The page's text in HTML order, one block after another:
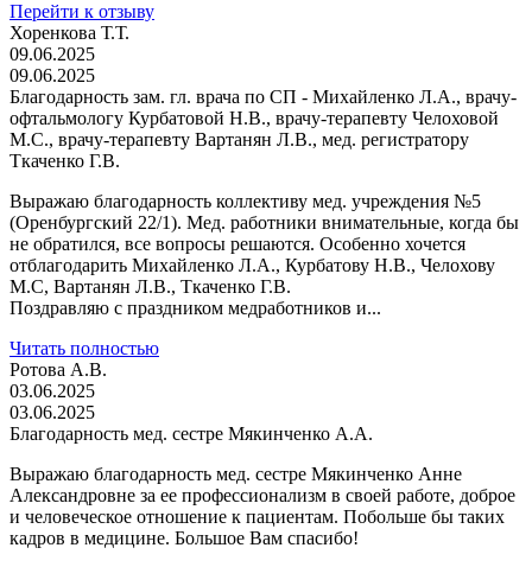
Перейти к отзыву
Хоренкова Т.Т.
09.06.2025
09.06.2025
Благодарность зам. гл. врача по СП - Михайленко Л.А., врачу-
офтальмологу Курбатовой Н.В., врачу-терапевту Челоховой
М.С., врачу-терапевту Вартанян Л.В., мед. регистратору
Ткаченко Г.В.
Выражаю благодарность коллективу мед. учреждения №5
(Оренбургский 22/1). Мед. работники внимательные, когда бы
не обратился, все вопросы решаются. Особенно хочется
отблагодарить Михайленко Л.А., Курбатову Н.В., Челохову
М.С, Вартанян Л.В., Ткаченко Г.В.
Поздравляю с праздником медработников и...
Читать полностью
Ротова А.В.
03.06.2025
03.06.2025
Благодарность мед. сестре Мякинченко А.А.
Выражаю благодарность мед. сестре Мякинченко Анне
Александровне за ее профессионализм в своей работе, доброе
и человеческое отношение к пациентам. Побольше бы таких
кадров в медицине. Большое Вам спасибо!